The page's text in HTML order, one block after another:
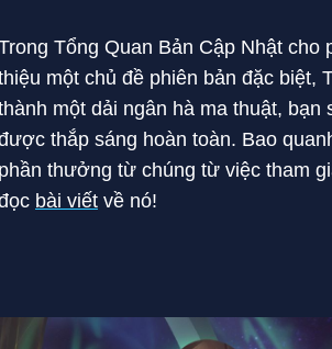
Tổng Quan Bản Cập Nhật cho
một chủ đề phiên bản đặc biệt,
một dải ngân hà ma thuật,
thắp sáng hoàn toàn. Bao
phần thưởng từ chúng từ việc tham
bài viết về nó!